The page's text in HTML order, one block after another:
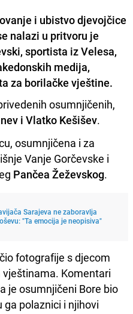
i ubistvo djevojčice
nalazi u pritvoru je
sportista iz Velesa,
medija,
za borilačke vještine.
osumnjičenih,
i Vlatko Kešišev.
osumnjičena i za
Vanje Gorčevske i
Pančea Žeževskog.
Sarajeva ne zaboravlja
"Ta emocija je neopisiva"
fotografije s djecom
Komentari
je osumnjičeni Bore bio
ga polaznici i njihovi